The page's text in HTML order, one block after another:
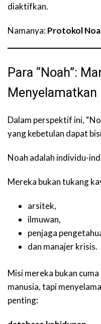
diaktifkan.
Namanya:Protokol
Para “Noah”:
Menyelamatkan
Dalam perspektif ini,
yang kebetulan dapat
Noah adalah individu-
Mereka bukan tukang
arsitek,
ilmuwan,
penjaga
dan manajer krisis.
Misi mereka bukan
manusia, tapi
penting: